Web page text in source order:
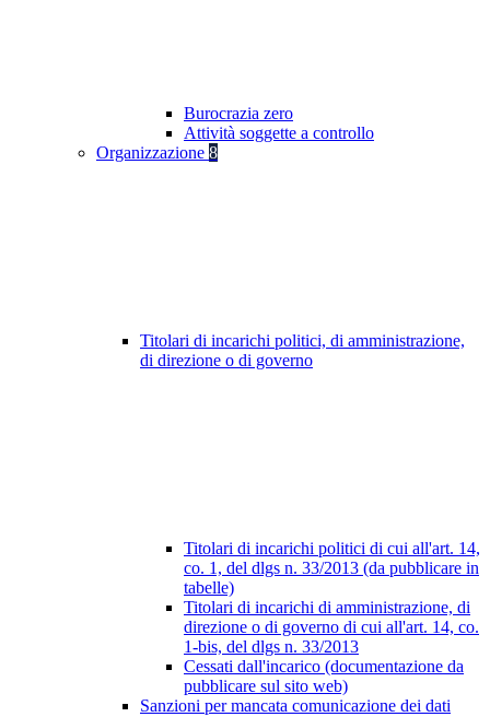
Burocrazia zero
Attività soggette a controllo
Organizzazione 8
Titolari di incarichi politici, di amministrazione,
di direzione o di governo
Titolari di incarichi politici di cui all'art. 14,
co. 1, del dlgs n. 33/2013 (da pubblicare in
tabelle)
Titolari di incarichi di amministrazione, di
direzione o di governo di cui all'art. 14, co.
1-bis, del dlgs n. 33/2013
Cessati dall'incarico (documentazione da
pubblicare sul sito web)
Sanzioni per mancata comunicazione dei dati